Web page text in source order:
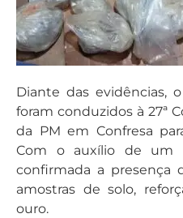
Diante das evidências,
foram conduzidos à 27ª
da PM em Confresa
Com o auxílio de um
confirmada a presença
amostras de solo,
ouro.